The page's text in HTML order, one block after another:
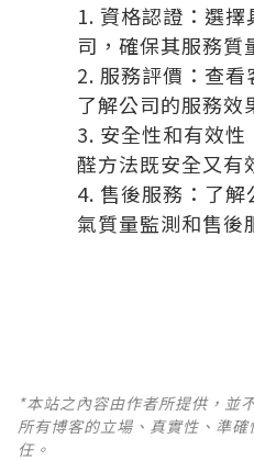
資格認證 ：選
司，確保其服務質
服務評價 ：查
了解公司的服務效
安全性和有效性
醛方法既安全又有
售後服務 ：了
氣質量監測和售後
*本站之內容由作者所提供，並
所有博客的立場、真實性、準
任。